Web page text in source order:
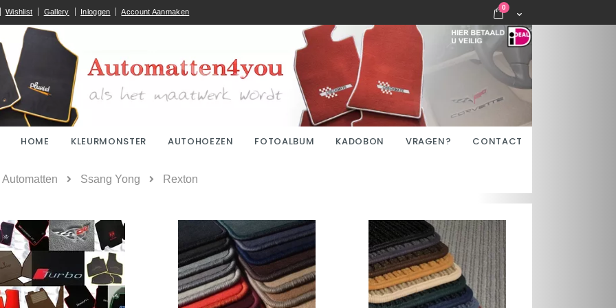
Wishlist Gallery Inloggen Account Aanmaken Cart
0 items
HOME KLEURMONSTER AUTOHOEZEN FOTOALBUM KADOBON VRAGEN? CONTACT
Automatten Ssang Yong Rexton